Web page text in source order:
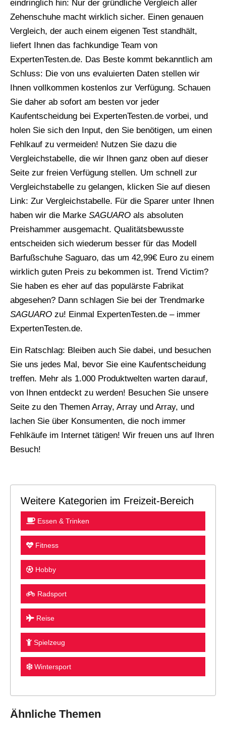
eindringlich hin: Nur der gründliche Vergleich aller
Zehenschuhe macht wirklich sicher. Einen genauen
Vergleich, der auch einem eigenen Test standhält,
liefert Ihnen das fachkundige Team von
ExpertenTesten.de. Das Beste kommt bekanntlich am
Schluss: Die von uns evaluierten Daten stellen wir
Ihnen vollkommen kostenlos zur Verfügung. Schauen
Sie daher ab sofort am besten vor jeder
Kaufentscheidung bei ExpertenTesten.de vorbei, und
holen Sie sich den Input, den Sie benötigen, um einen
Fehlkauf zu vermeiden! Nutzen Sie dazu die
Vergleichstabelle, die wir Ihnen ganz oben auf dieser
Seite zur freien Verfügung stellen. Um schnell zur
Vergleichstabelle zu gelangen, klicken Sie auf diesen
Link: Zur Vergleichstabelle. Für die Sparer unter Ihnen
haben wir die Marke SAGUARO als absoluten
Preishammer ausgemacht. Qualitätsbewusste
entscheiden sich wiederum besser für das Modell
Barfußschuhe Saguaro, das um 42,99€ Euro zu einem
wirklich guten Preis zu bekommen ist. Trend Victim?
Sie haben es eher auf das populärste Fabrikat
abgesehen? Dann schlagen Sie bei der Trendmarke
SAGUARO zu! Einmal ExpertenTesten.de – immer
ExpertenTesten.de.
Ein Ratschlag: Bleiben auch Sie dabei, und besuchen
Sie uns jedes Mal, bevor Sie eine Kaufentscheidung
treffen. Mehr als 1.000 Produktwelten warten darauf,
von Ihnen entdeckt zu werden! Besuchen Sie unsere
Seite zu den Themen Array, Array und Array, und
lachen Sie über Konsumenten, die noch immer
Fehlkäufe im Internet tätigen! Wir freuen uns auf Ihren
Besuch!
Weitere Kategorien im Freizeit-Bereich
Essen & Trinken
Fitness
Hobby
Radsport
Reise
Spielzeug
Wintersport
Ähnliche Themen